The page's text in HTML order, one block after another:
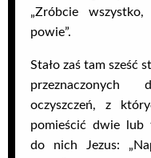
„Zróbcie
powie”.
Stało zaś tam sześć
przeznaczonych
oczyszczeń, z
pomieścić dwie lub
do nich Jezus: